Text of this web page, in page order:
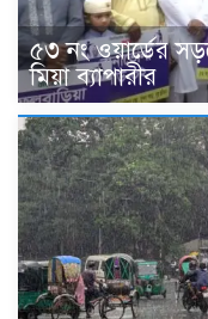
৫৩ নং ওয়ার্ডের
মিয়া ব্যাপারীর